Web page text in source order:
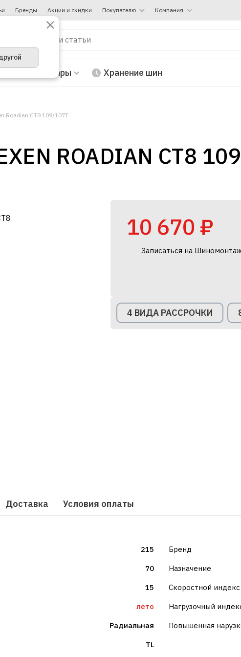
Бренды Акции и скидки Покупателю Компания
Автотовары Хранение шин
Roadian CT8 109/107T
ROADIAN CT8
10 670 ₽
Записаться на
4 ВИДА РАССРОЧКИ
Доставка Условия оплаты
215
70
15
лето
Радиальная
TL
Бренд
Назначение
Скоростной индекс
Нагрузочный
Повышенная